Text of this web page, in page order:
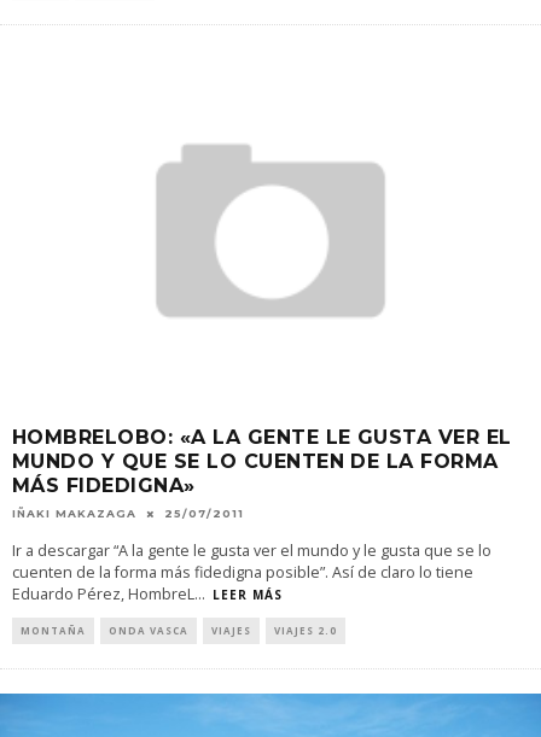
HOMBRELOBO: «A LA GENTE LE GUSTA VER EL
MUNDO Y QUE SE LO CUENTEN DE LA FORMA
MÁS FIDEDIGNA»
IÑAKI MAKAZAGA 25/07/2011
Ir a descargar “A la gente le gusta ver el mundo y le gusta que se lo
cuenten de la forma más fidedigna posible”. Así de claro lo tiene
Eduardo Pérez, HombreL... LEER MÁS
MONTAÑA ONDA VASCA VIAJES VIAJES 2.0